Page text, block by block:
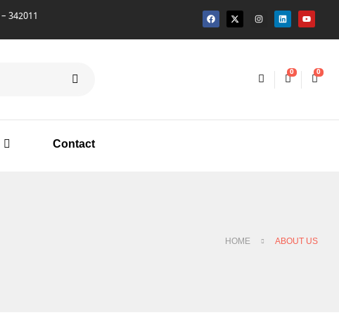
0 0
Contact
HOME ABOUT US